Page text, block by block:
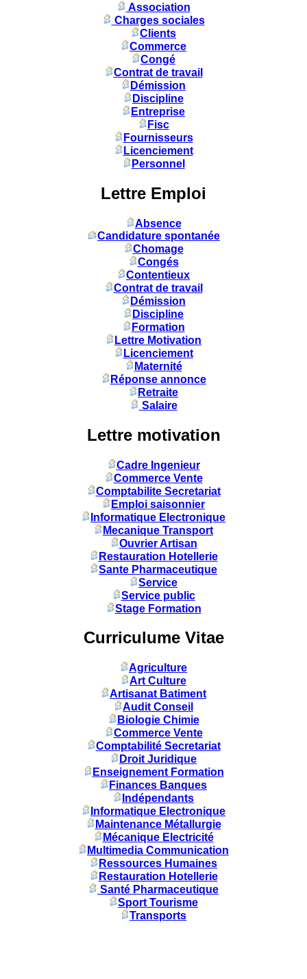
Association
Charges sociales
Clients
Commerce
Congé
Contrat de travail
Démission
Discipline
Entreprise
Fisc
Fournisseurs
Licenciement
Personnel
Lettre Emploi
Absence
Candidature spontanée
Chomage
Congés
Contentieux
Contrat de travail
Démission
Discipline
Formation
Lettre Motivation
Licenciement
Maternité
Réponse annonce
Retraite
Salaire
Lettre motivation
Cadre Ingenieur
Commerce Vente
Comptabilite Secretariat
Emploi saisonnier
Informatique Electronique
Mecanique Transport
Ouvrier Artisan
Restauration Hotellerie
Sante Pharmaceutique
Service
Service public
Stage Formation
Curriculume Vitae
Agriculture
Art Culture
Artisanat Batiment
Audit Conseil
Biologie Chimie
Commerce Vente
Comptabilité Secretariat
Droit Juridique
Enseignement Formation
Finances Banques
Indépendants
Informatique Electronique
Maintenance Métallurgie
Mécanique Electricité
Multimedia Communication
Ressources Humaines
Restauration Hotellerie
Santé Pharmaceutique
Sport Tourisme
Transports